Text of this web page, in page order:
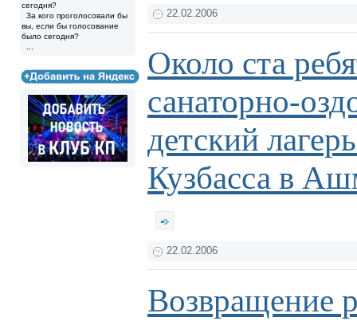
сегодня?
За кого проголосовали бы
вы, если бы голосование
было сегодня?
22.02.2006
Около ста
санаторно-
детский
Кузбасса в
22.02.2006
Возвращение